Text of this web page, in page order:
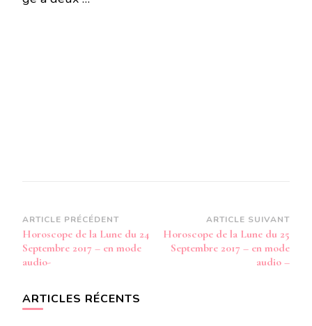
Navigation
d’article
ARTICLE PRÉCÉDENT
Horoscope de la Lune du 24
Septembre 2017 – en mode
audio-
ARTICLE SUIVANT
Horoscope de la Lune du 25
Septembre 2017 – en mode
audio –
ARTICLES RÉCENTS